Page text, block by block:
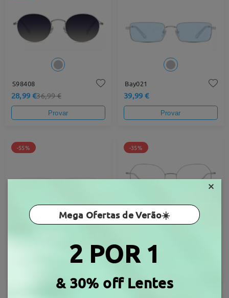
S98408
28,99 €36,99 €
Provar
Bay021
39,99 €
Provar
-55% -35%
14,99 €22,99 €
×
Mega Ofertas de Verão☀️
2 POR 1
& 30% off Lentes